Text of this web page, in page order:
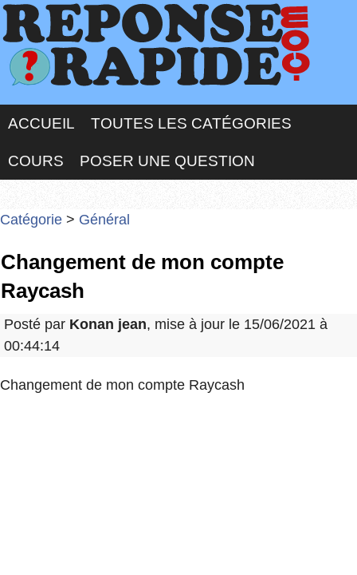
ACCUEIL TOUTES LES CATÉGORIES
COURS POSER UNE QUESTION
Catégorie > Général
Changement de mon compte
Raycash
Posté par Konan jean, mise à jour le 15/06/2021 à
00:44:14
Changement de mon compte Raycash